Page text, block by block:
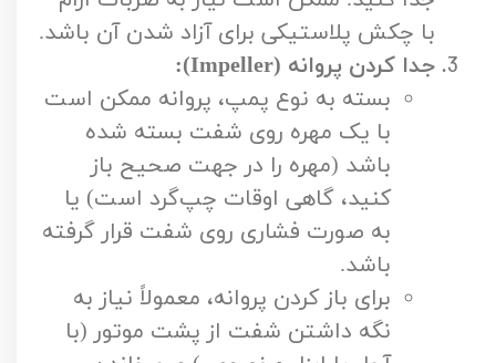
با چکش پلاستیکی برای آزاد شدن آن باشد.
جدا کردن پروانه (Impeller):
بسته به نوع پمپ، پروانه ممکن است
با یک مهره روی شفت بسته شده
باشد (مهره را در جهت صحیح باز
کنید، گاهی اوقات چپ‌گرد است) یا
به صورت فشاری روی شفت قرار گرفته
باشد.
برای باز کردن پروانه، معمولاً نیاز به
نگه داشتن شفت از پشت موتور (با